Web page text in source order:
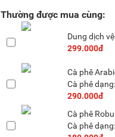
Thường được mua cùng:
Dung dịch
299.000đ
Cà phê
Cà phê
290.000đ
Cà phê
Cà phê